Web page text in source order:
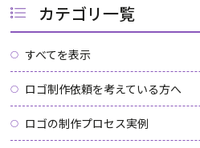
カテゴリ一覧
すべてを表示
ロゴ制作依頼を考えている方へ
ロゴの制作プロセス実例